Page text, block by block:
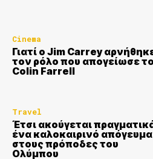
Cinema
Γιατί ο Jim Carrey
τον ρόλο που απογείωσε
Colin Farrell
Travel
Έτσι ακούγεται
ένα καλοκαιρινό απόγευμα
στους πρόποδες του
Ολύμπου